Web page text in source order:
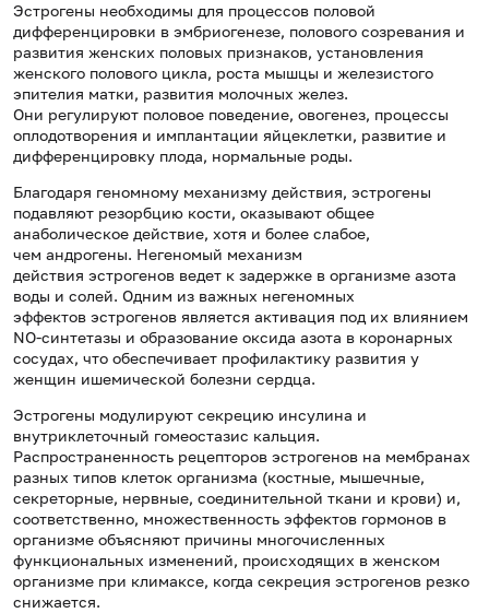
Эстрогены необходимы для процессов половой
дифференцировки в эмбриогенезе, полового созревания и
развития женских половых признаков, установления
женского полового цикла, роста мышцы и железистого
эпителия матки, развития молочных желез.
Они регулируют половое поведение, овогенез, процессы
оплодотворения и имплантации яйцеклетки, развитие и
дифференцировку плода, нормальные роды.
Благодаря геномному механизму действия, эстрогены
подавляют резорбцию кости, оказывают общее
анаболическое действие, хотя и более слабое,
чем андрогены. Негеномый механизм
действия эстрогенов ведет к задержке в организме азота
воды и солей. Одним из важных негеномных
эффектов эстрогенов является активация под их влиянием
NO-синтетазы и образование оксида азота в коронарных
сосудах, что обеспечивает профилактику развития у
женщин ишемической болезни сердца.
Эстрогены модулируют секрецию инсулина и
внутриклеточный гомеостазис кальция.
Распространенность рецепторов эстрогенов на мембранах
разных типов клеток организма (костные, мышечные,
секреторные, нервные, соединительной ткани и крови) и,
соответственно, множественность эффектов гормонов в
организме объясняют причины многочисленных
функциональных изменений, происходящих в женском
организме при климаксе, когда секреция эстрогенов резко
снижается.